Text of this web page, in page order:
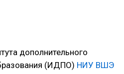
дополнительного
(ИДПО) НИУ ВШЭ